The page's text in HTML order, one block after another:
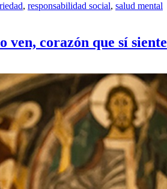
, responsabilidad social, salud mental
ven, corazón que sí siente